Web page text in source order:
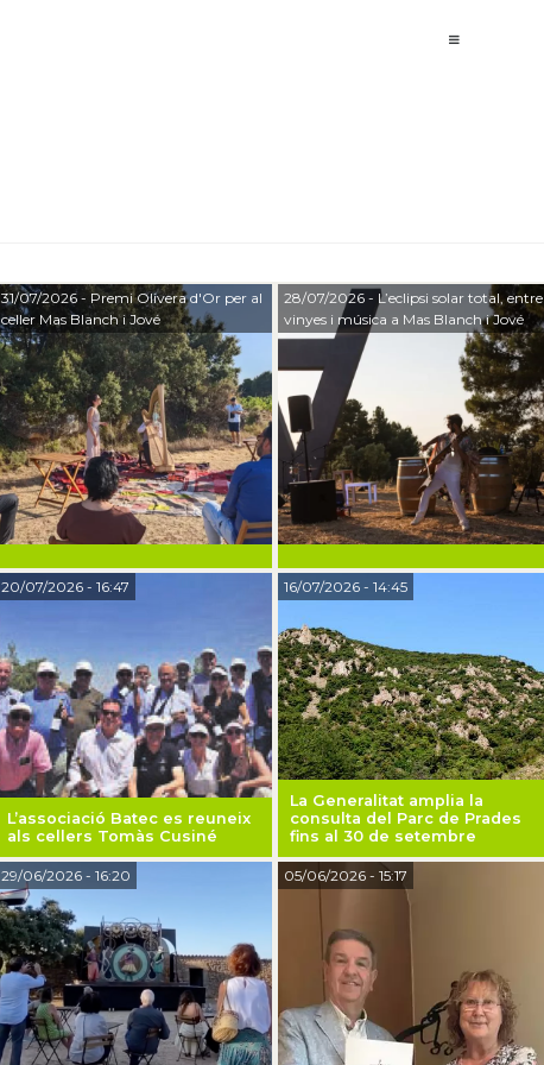
31/07/2026- Premi Olivera d'Or per al
celler Mas Blanch i Jové
28/07/2026- L’eclipsi solar total, entre
vinyes i música a Mas Blanch i Jové
L’associació Batec es reuneix
als cellers Tomàs Cusiné
20/07/2026- 16:47
La Generalitat amplia la
consulta del Parc de Prades
fins al 30 de setembre
16/07/2026- 14:45
29/06/2026- 16:20 05/06/2026- 15:17